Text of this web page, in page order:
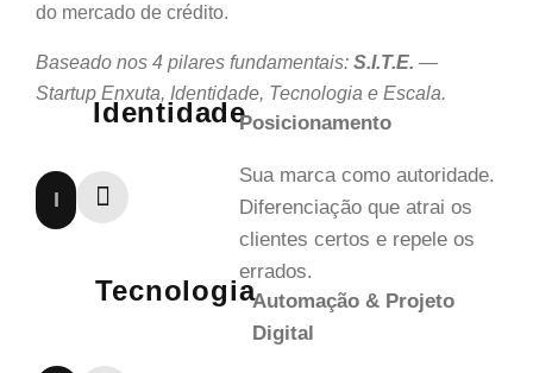
do mercado de crédito.
Baseado nos 4 pilares fundamentais: S.I.T.E. —
Startup Enxuta, Identidade, Tecnologia e Escala.
I
IdentidadePosicionamento
Sua marca como autoridade.
Diferenciação que atrai os
clientes certos e repele os
errados.
TecnologiaAutomação & Projeto
Digital